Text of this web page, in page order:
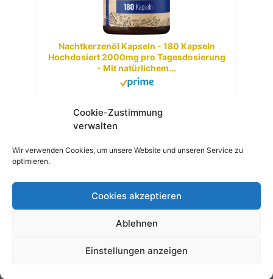
Cookie-Zustimmung
verwalten
Wir verwenden Cookies, um unsere Website und unseren Service zu
optimieren.
Cookies akzeptieren
Ablehnen
Einstellungen anzeigen
Nachtkerzenöl Kapseln - 180 Kapseln
Hochdosiert 2000mg pro Tagesdosierung
- Mit natürlichem...
Preis inkl. MwSt., zzgl. Versandkosten
© 2026 Robin GmbH |Datenschutz